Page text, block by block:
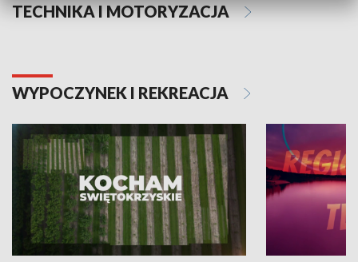
TECHNIKA I MOTORYZACJA
WYPOCZYNEK I REKREACJA